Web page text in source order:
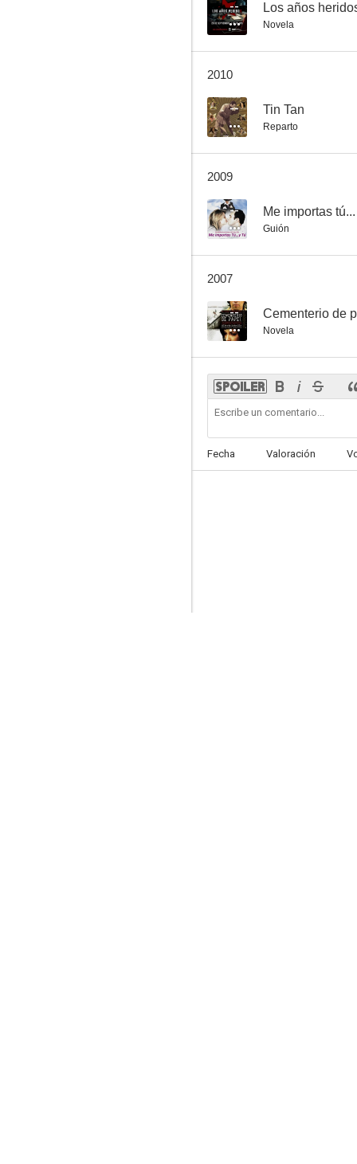
-- Los años
Novela
2010
-- Tin Tan
Reparto
2009
-- Me importas
Guión
2007
-- Cementerio de
Novela
Fecha Valoración